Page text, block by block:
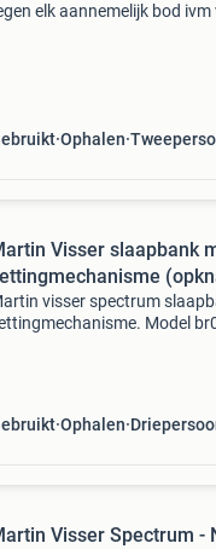
elk aannemelijk bod ivm
Ophalen
Visser slaapbank
visser spectrum
Model
Ophalen
Visser Spectrum -